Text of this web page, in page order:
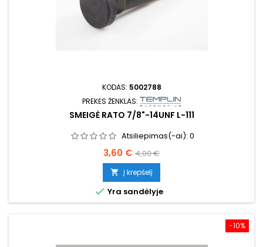
KODAS: 5002788
PREKĖS ŽENKLAS:
SMEIGĖ RATO 7/8"-14UNF L-111
Atsiliepimas(-ai): 0
Kaina
3,60 € Bazinė
kaina
4,00 €
 Į krepšelį
 Yra sandėlyje
−10%